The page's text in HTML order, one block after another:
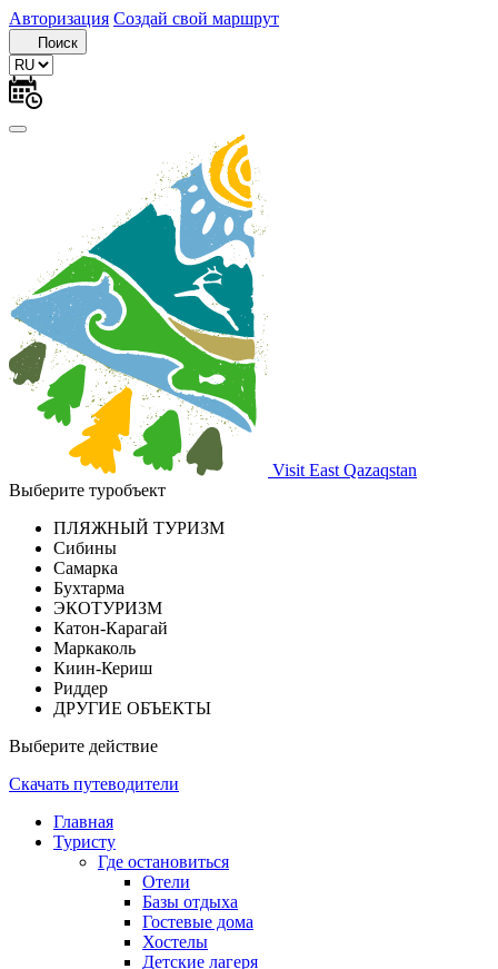
Авторизация Создай свой маршрут
Поиск
Visit East Qazaqstan
Выберите туробъект
ПЛЯЖНЫЙ ТУРИЗМ
Сибины
Самарка
Бухтарма
ЭКОТУРИЗМ
Катон-Карагай
Маркаколь
Киин-Кериш
Риддер
ДРУГИЕ ОБЪЕКТЫ
Выберите действие
Скачать путеводители
Главная
Туристу
Где остановиться
Отели
Базы отдыха
Гостевые дома
Хостелы
Детские лагеря